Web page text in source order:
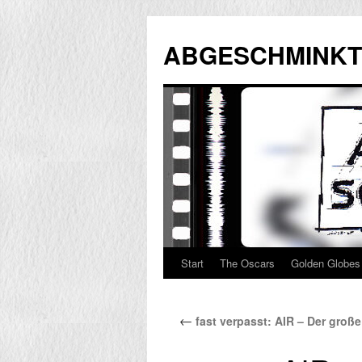
springen
ABGESCHMINKT
Start The Oscars Golden Globes
← fast verpasst: AIR – Der